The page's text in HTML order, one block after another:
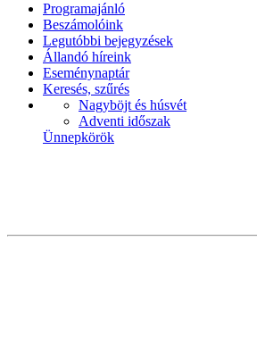
Programajánló
Beszámolóink
Legutóbbi bejegyzések
Állandó híreink
Eseménynaptár
Keresés, szűrés
Nagyböjt és húsvét
Adventi időszak
Ünnepkörök